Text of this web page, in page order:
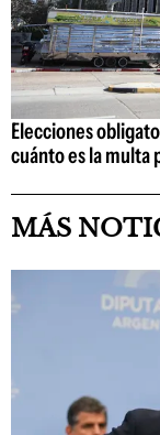
Elecciones
cuánto es la multa
MÁS